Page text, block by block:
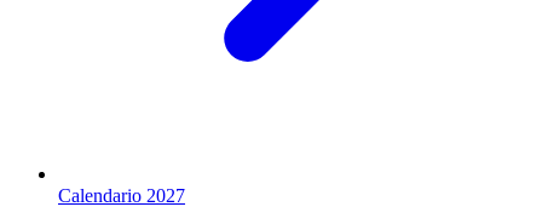
Calendario 2027